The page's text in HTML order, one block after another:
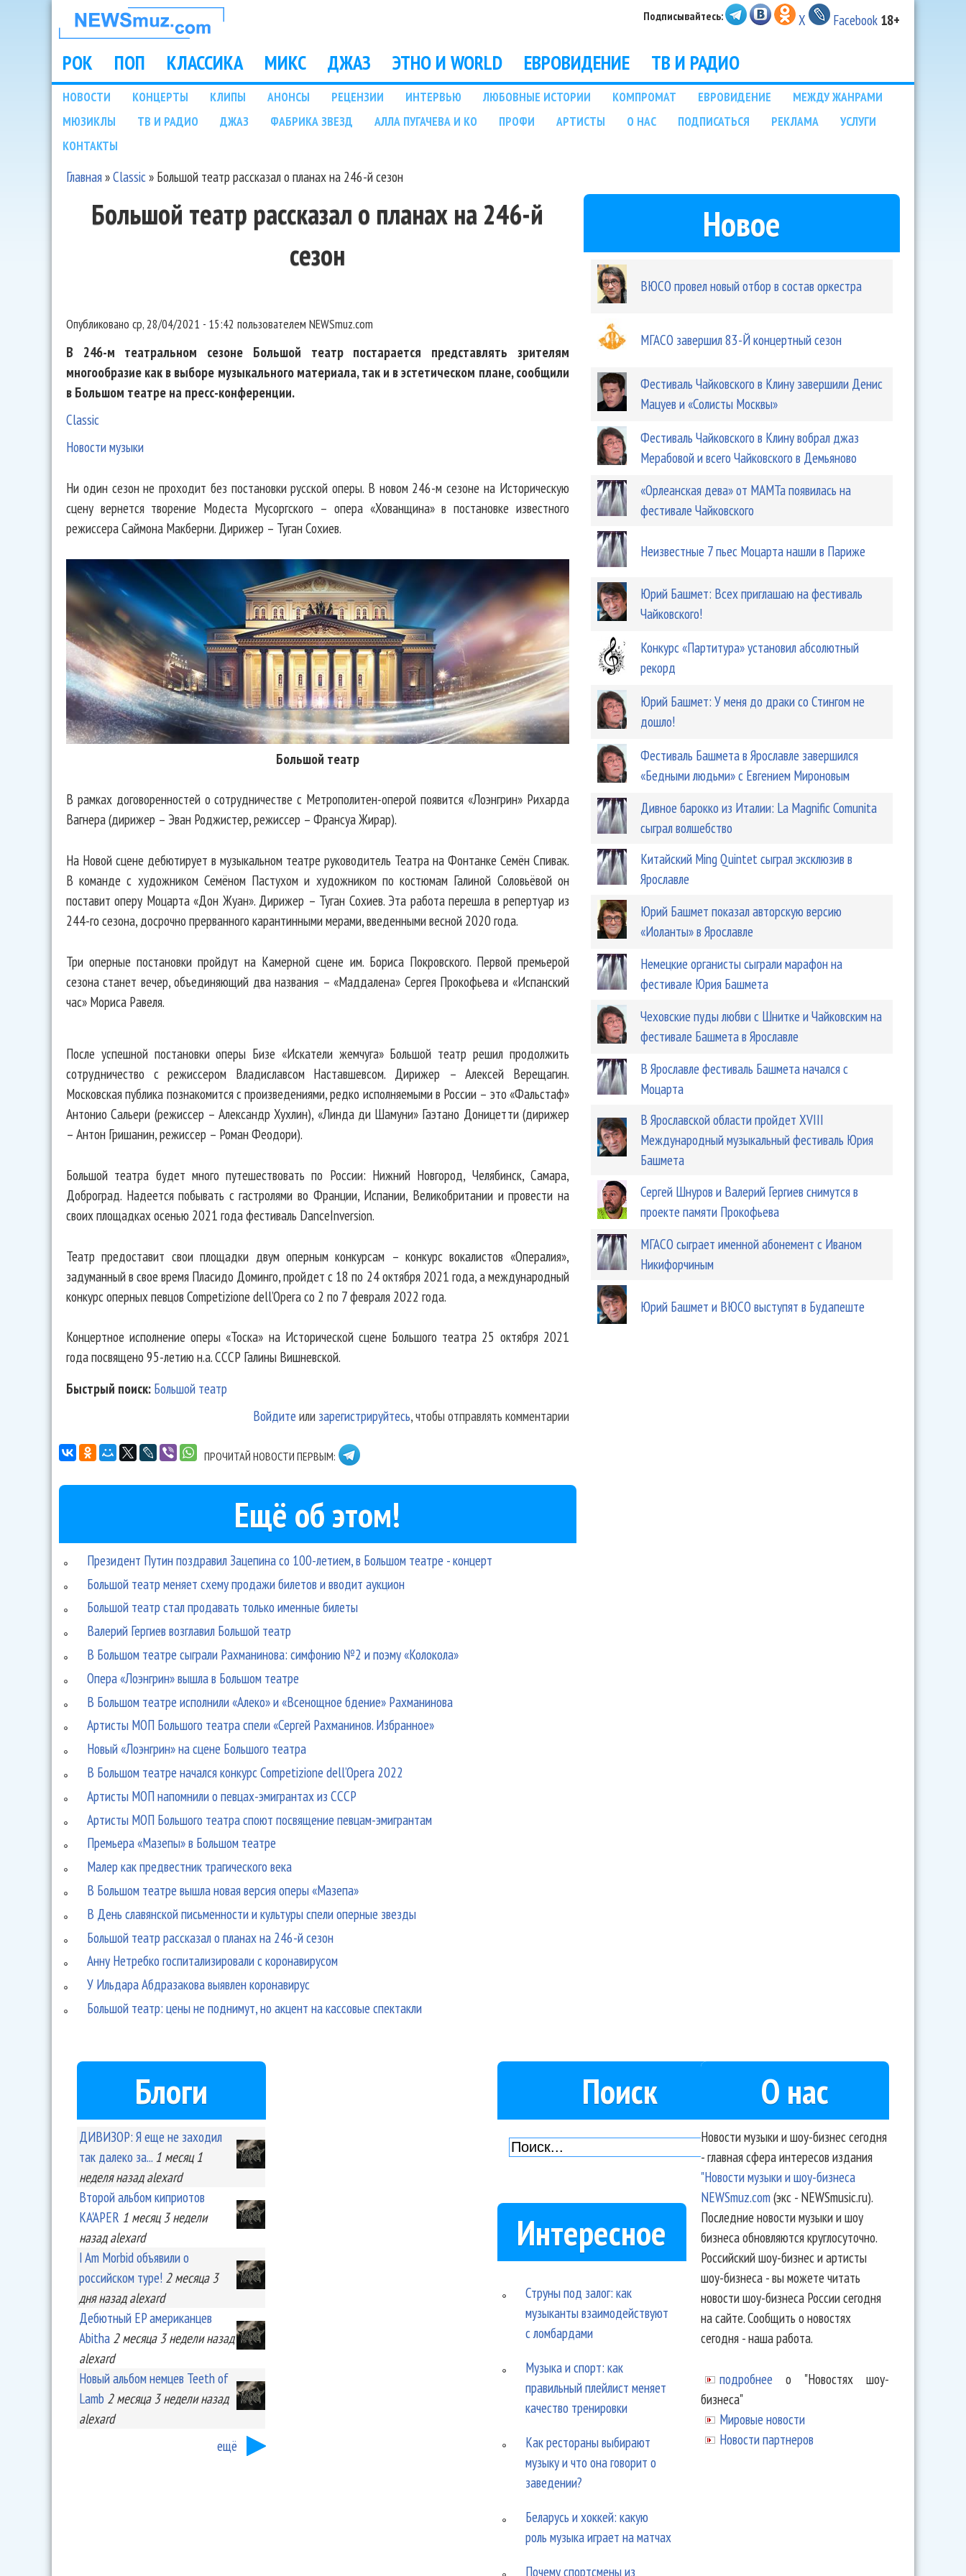
НОВОСТИ
МУЗЫКИ И
ШОУ БИЗНЕСА
NEWSMUZ.COM
Подписывайтесь: X Facebook 18+
Main menu
РОК ПОП КЛАССИКА МИКС ДЖАЗ ЭТНО И WORLD ЕВРОВИДЕНИЕ ТВ И РАДИО
Подразделы
НОВОСТИ КОНЦЕРТЫ КЛИПЫ АНОНСЫ РЕЦЕНЗИИ ИНТЕРВЬЮ ЛЮБОВНЫЕ ИСТОРИИ КОМПРОМАТ ЕВРОВИДЕНИЕ
МЕЖДУ ЖАНРАМИ
МЮЗИКЛЫ
ТВ И РАДИО ДЖАЗ ФАБРИКА ЗВЕЗД АЛЛА ПУГАЧЕВА И КО ПРОФИ АРТИСТЫ О НАС ПОДПИСАТЬСЯ РЕКЛАМА
УСЛУГИ
КОНТАКТЫ
Главная»Classic» Большой театр рассказал о планах на 246-й сезон
Большой театр рассказал о планах на 246-й
сезон
Опубликовано ср, 28/04/2021 - 15:42 пользователем NEWSmuz.com
В 246-м театральном сезоне Большой театр постарается представлять зрителям
многообразие как в выборе музыкального материала, так и в эстетическом плане, сообщили
в Большом театре на пресс-конференции.
Classic
Новости музыки
Ни один сезон не проходит без постановки русской оперы. В новом 246-м сезоне на Историческую
сцену вернется творение Модеста Мусоргского – опера «Хованщина» в постановке известного
режиссера Саймона Макберни. Дирижер – Туган Сохиев.
Большой театр
В рамках договоренностей о сотрудничестве с Метрополитен-оперой появится «Лоэнгрин» Рихарда
Вагнера (дирижер – Эван Роджистер, режиссер – Франсуа Жирар).
На Новой сцене дебютирует в музыкальном театре руководитель Театра на Фонтанке Семён Спивак.
В команде с художником Семёном Пастухом и художником по костюмам Галиной Соловьёвой он
поставит оперу Моцарта «Дон Жуан». Дирижер – Туган Сохиев. Эта работа перешла в репертуар из
244-го сезона, досрочно прерванного карантинными мерами, введенными весной 2020 года.
Три оперные постановки пройдут на Камерной сцене им. Бориса Покровского. Первой премьерой
сезона станет вечер, объединяющий два названия – «Маддалена» Сергея Прокофьева и «Испанский
час» Мориса Равеля.
После успешной постановки оперы Бизе «Искатели жемчуга» Большой театр решил продолжить
сотрудничество с режиссером Владиславсом Наставшевсом. Дирижер – Алексей Верещагин.
Московская публика познакомится с произведениями, редко исполняемыми в России – это «Фальстаф»
Aнтонио Сальери (режиссер – Александр Хухлин), «Линда ди Шамуни» Гаэтано Доницетти (дирижер
– Антон Гришанин, режиссер – Роман Феодори).
Большой театра будет много путешествовать по России: Нижний Новгород, Челябинск, Самара,
Доброград. Надеется побывать с гастролями во Франции, Испании, Великобритании и провести на
своих площадках осенью 2021 года фестиваль DanceInversion.
Театр предоставит свои площадки двум оперным конкурсам – конкурс вокалистов «Опералия»,
задуманный в свое время Пласидо Доминго, пройдет с 18 по 24 октября 2021 года, а международный
конкурс оперных певцов Competizione dell’Opera со 2 по 7 февраля 2022 года.
Концертное исполнение оперы «Тоска» на Исторической сцене Большого театра 25 октября 2021
года посвящено 95-летию н.а. СССР Галины Вишневской.
Быстрый поиск: Большой театр
Войдите или зарегистрируйтесь, чтобы отправлять комментарии
ПРОЧИТАЙ НОВОСТИ ПЕРВЫМ:
Ещё об этом!
Президент Путин поздравил Зацепина со 100-летием, в Большом театре - концерт
Большой театр меняет схему продажи билетов и вводит аукцион
Большой театр стал продавать только именные билеты
Валерий Гергиев возглавил Большой театр
В Большом театре сыграли Рахманинова: симфонию №2 и поэму «Колокола»
Опера «Лоэнгрин» вышла в Большом театре
В Большом театре исполнили «Алеко» и «Всенощное бдение» Рахманинова
Артисты МОП Большого театра спели «Сергей Рахманинов. Избранное»
Новый «Лоэнгрин» на сцене Большого театра
В Большом театре начался конкурс Competizione dell’Opera 2022
Артисты МОП напомнили о певцах-эмигрантах из СССР
Артисты МОП Большого театра споют посвящение певцам-эмигрантам
Премьера «Мазепы» в Большом театре
Малер как предвестник трагического века
В Большом театре вышла новая версия оперы «Мазепа»
В День славянской письменности и культуры спели оперные звезды
Большой театр рассказал о планах на 246-й сезон
Анну Нетребко госпитализировали с коронавирусом
У Ильдара Абдразакова выявлен коронавирус
Большой театр: цены не поднимут, но акцент на кассовые спектакли
Новое
ВЮСО провел новый отбор в состав оркестра
МГАСО завершил 83-Й концертный сезон
Фестиваль Чайковского в Клину завершили Денис
Мацуев и «Солисты Москвы»
Фестиваль Чайковского в Клину вобрал джаз
Мерабовой и всего Чайковского в Демьяново
«Орлеанская дева» от МАМТа появилась на
фестивале Чайковского
Неизвестные 7 пьес Моцарта нашли в Париже
Юрий Башмет: Всех приглашаю на фестиваль
Чайковского!
Конкурс «Партитура» установил абсолютный
рекорд
Юрий Башмет: У меня до драки со Стингом не
дошло!
Фестиваль Башмета в Ярославле завершился
«Бедными людьми» с Евгением Мироновым
Дивное барокко из Италии: La Magnific Comunita
сыграл волшебство
Китайский Ming Quintet сыграл эксклюзив в
Ярославле
Юрий Башмет показал авторскую версию
«Иоланты» в Ярославле
Немецкие органисты сыграли марафон на
фестивале Юрия Башмета
Чеховские пуды любви с Шнитке и Чайковским на
фестивале Башмета в Ярославле
В Ярославле фестиваль Башмета начался с
Моцарта
В Ярославской области пройдет XVIII
Международный музыкальный фестиваль Юрия
Башмета
Сергей Шнуров и Валерий Гергиев снимутся в
проекте памяти Прокофьева
МГАСО сыграет именной абонемент с Иваном
Никифорчиным
Юрий Башмет и ВЮСО выступят в Будапеште
Блоги
ДИВИЗОР: Я еще не заходил
так далеко за... 1 месяц 1
неделяназад alexard
Второй альбом киприотов
KA'APER 1 месяц 3 недели
назад alexard
I Am Morbid объявили о
российском туре! 2 месяца 3
дняназад alexard
Дебютный EP американцев
Abitha 2 месяца 3 неделиназад
alexard
Новый альбом немцев Teeth of
Lamb 2 месяца 3 неделиназад
alexard
ещё
Поиск
Интересное
Струны под залог: как
музыканты взаимодействуют
с ломбардами
Музыка и спорт: как
правильный плейлист меняет
качество тренировки
Как рестораны выбирают
музыку и что она говорит о
заведении?
Беларусь и хоккей: какую
роль музыка играет на матчах
Почему спортсмены из
О нас
Новости музыки и шоу-бизнес сегодня
- главная сфера интересов издания
"Новости музыки и шоу-бизнеса
NEWSmuz.com(экс - NEWSmusic.ru).
Последние новости музыки и шоу
бизнеса обновляются круглосуточно.
Российский шоу-бизнес и артисты
шоу-бизнеса - вы можете читать
новости шоу-бизнеса России сегодня
на сайте. Сообщить о новостях
сегодня - наша работа.
подробнее о "Новостях шоу-
бизнеса"
Мировые новости
Новости партнеров